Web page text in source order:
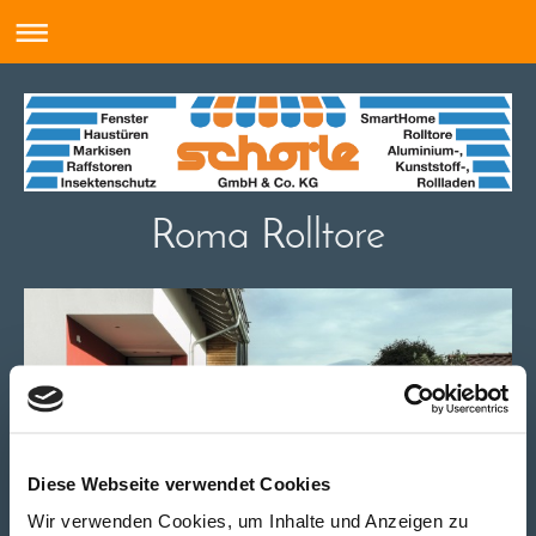
Diese Webseite verwendet Cookies
Wir verwenden Cookies, um Inhalte und Anzeigen zu
Roma Rolltore